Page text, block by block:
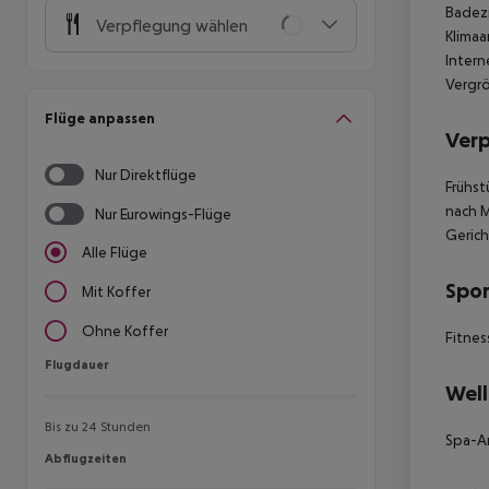
Verpflegung wählen
Flüge anpassen
Nur Direktflüge
Nur Eurowings-Flüge
Alle Flüge
Mit Koffer
Ohne Koffer
Flugdauer
Flugdauer
Bis zu 24 Stunden
Abflugzeiten
Abflugzeiten
nach
Spa-